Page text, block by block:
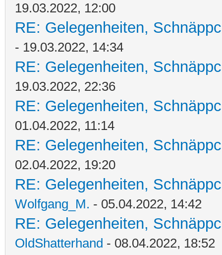
19.03.2022, 12:00
RE: Gelegenheiten,
- 19.03.2022, 14:34
RE: Gelegenheiten,
19.03.2022, 22:36
RE: Gelegenheiten,
01.04.2022, 11:14
RE: Gelegenheiten,
02.04.2022, 19:20
RE: Gelegenheiten,
Wolfgang_M. - 05.04.2022, 14:42
RE: Gelegenheiten,
OldShatterhand - 08.04.2022, 18:52